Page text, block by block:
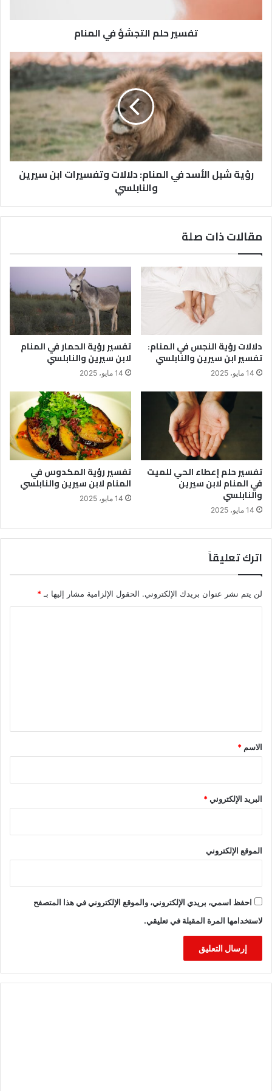
تفسير حلم التجشؤ في المنام
رؤية شبل الأسد في المنام: دلالات وتفسيرات ابن سيرين
والنابلسي
مقالات ذات صلة
دلالات رؤية النجس في المنام:
تفسير ابن سيرين والنابلسي
14 مايو، 2025
تفسير رؤية الحمار في المنام
لابن سيرين والنابلسي
14 مايو، 2025
تفسير حلم إعطاء الحي للميت
في المنام لابن سيرين
والنابلسي
14 مايو، 2025
تفسير رؤية المكدوس في
المنام لابن سيرين والنابلسي
14 مايو، 2025
اترك تعليقاً
لن يتم نشر عنوان بريدك الإلكتروني. الحقول الإلزامية مشار إليها بـ*
*
الاسم *
البريد الإلكتروني*
الموقع الإلكتروني
احفظ اسمي، بريدي الإلكتروني، والموقع الإلكتروني في هذا المتصفح
لاستخدامها المرة المقبلة في تعليقي.